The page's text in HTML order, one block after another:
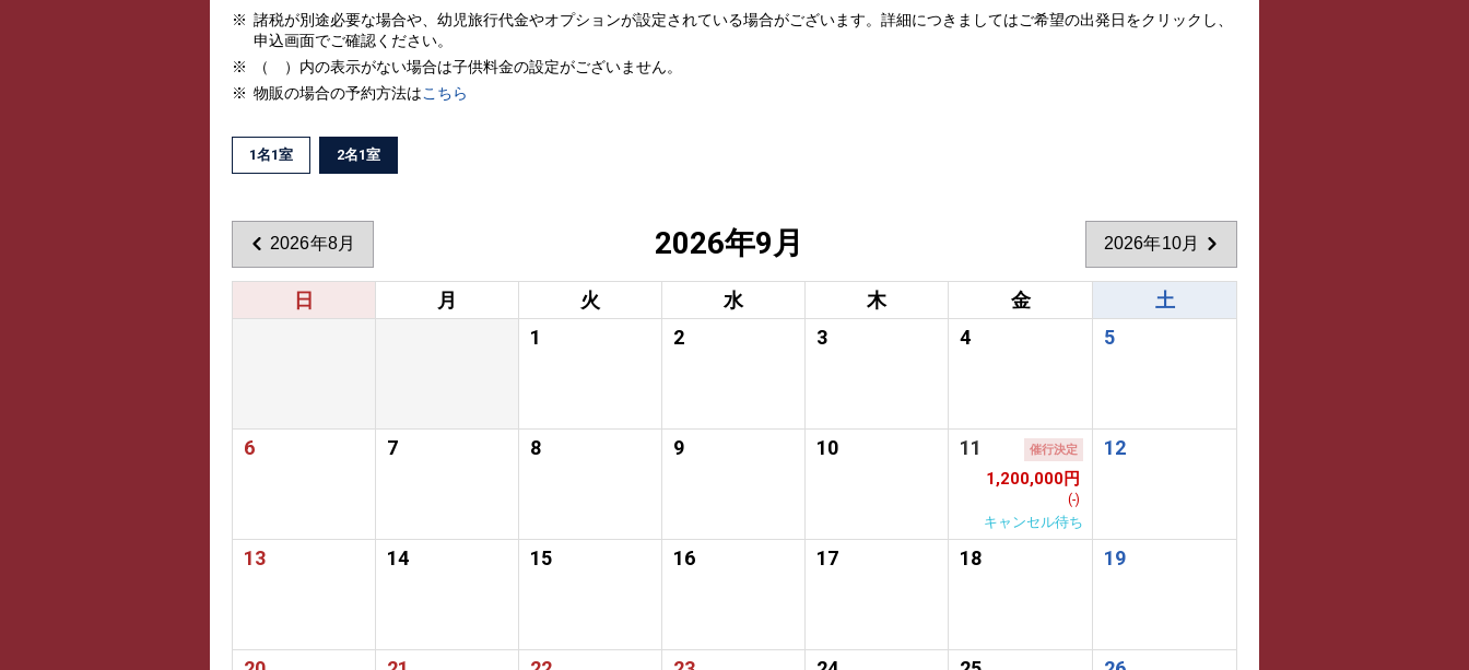
諸税が別途必要な場合や、幼児旅行代金やオプションが設定されている場合がございます。詳細につきましてはご希望の出発日をクリックし、
申込画面でご確認ください。
（ ）内の表示がない場合は子供料金の設定がございません。
物販の場合の予約方法はこちら
1名1室 2名1室
2026年8月 2026年9月 2026年10月
日 月 火 水 木 金
土
1
2 3 4 5
6 7 8 9 10 11 催行決定
1,200,000円
(-)
キャンセル待ち
12
13 14 15 16 17 18 19